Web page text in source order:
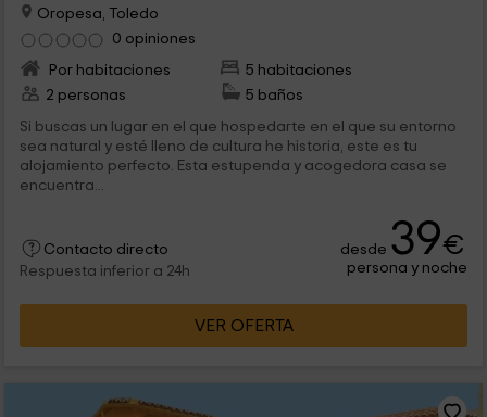
Oropesa, Toledo
0 opiniones
Por habitaciones
5 habitaciones
2 personas
5 baños
Si buscas un lugar en el que hospedarte en el que su entorno
sea natural y esté lleno de cultura he historia, este es tu
alojamiento perfecto. Esta estupenda y acogedora casa se
encuentra...
Contacto directo
Respuesta inferior a 24h
desde 39€
persona y noche
VER OFERTA